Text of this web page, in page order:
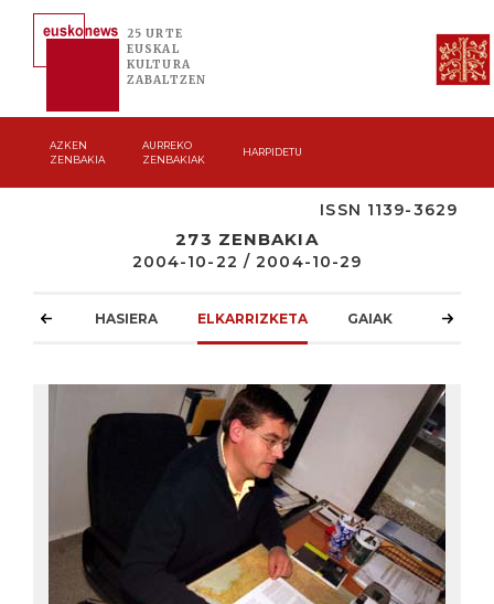
25 URTE
EUSKAL
KULTURA
ZABALTZEN
AZKEN
ZENBAKIA
AURREKO
ZENBAKIAK
HARPIDETU
ISSN 1139-3629
273 ZENBAKIA
2004-10-22 / 2004-10-29
HASIERA ELKARRIZKETA GAIAK